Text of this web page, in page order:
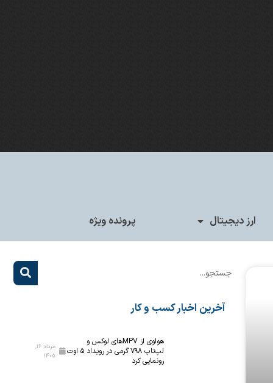
ارز دیجیتال پرونده ویژه
آخرین اخبار کسب و کار
هواوی از MPVهای لوکس و
لپ‌تاپ ۷۹۸ گرمی در رویداد ۵ اوت
رونمایی کرد
مرداد ۱۶,
۱۴۰۵